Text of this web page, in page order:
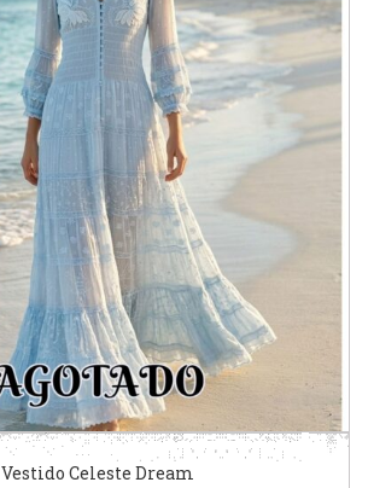
Vestido Celeste Dream